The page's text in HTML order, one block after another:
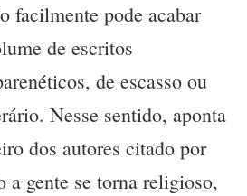
facilmente pode acabar
de escritos
de escasso ou
Nesse sentido, aponta
dos autores citado por
a gente se torna religioso,